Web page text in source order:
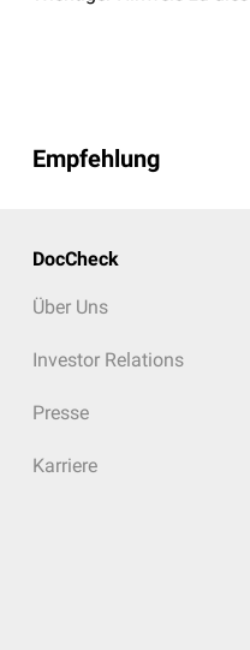
Empfehlung
DocCheck
Über Uns
Investor Relations
Presse
Karriere